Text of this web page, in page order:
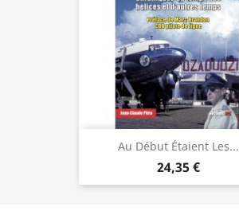
Au Début Étaient Les...
24,35 €